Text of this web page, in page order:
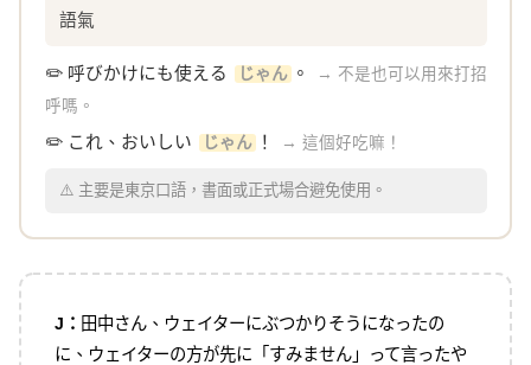
語氣
✏️ 呼びかけにも使える じゃん 。
→ 不是也可以用來打招
呼嗎。
✏️ これ、おいしい じゃん ！ → 這個好吃嘛！
⚠️ 主要是東京口語，書面或正式場合避免使用。
J： 田中さん、ウェイターにぶつかりそうになったの
に、ウェイターの方が先に「すみません」って言ったや